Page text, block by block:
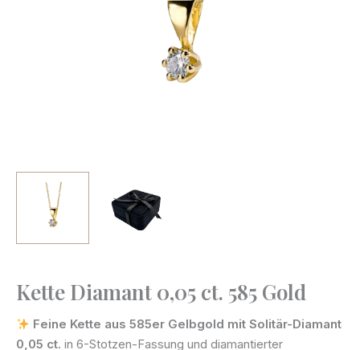
Kette Diamant 0,05 ct. 585 Gold
Feine Kette aus 585er Gelbgold mit Solitär-Diamant
0,05 ct. in 6-Stotzen-Fassung und diamantierter
Kette
0,05